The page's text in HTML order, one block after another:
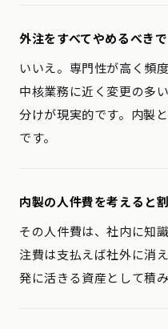
外注をすべてやめるべき
いいえ。専門性が高く頻
中核業務に近く変更の多
分けが現実的です。内製
です。
内製の人件費を考えると
その人件費は、社内に知
注費は支払えば社外に消
発に活きる資産として積